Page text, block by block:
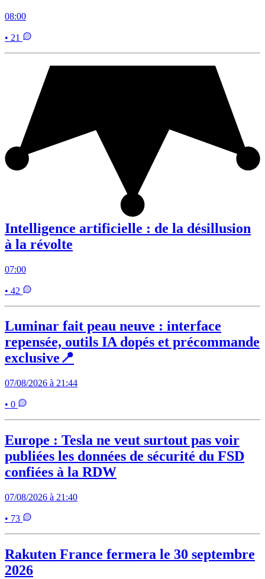
08:00
• 21
Intelligence artificielle : de la désillusion
à la révolte
07:00
• 42
Luminar fait peau neuve : interface
repensée, outils IA dopés et précommande
exclusive📍
07/08/2026 à 21:44
• 0
Europe : Tesla ne veut surtout pas voir
publiées les données de sécurité du FSD
confiées à la RDW
07/08/2026 à 21:40
• 73
Rakuten France fermera le 30 septembre
2026